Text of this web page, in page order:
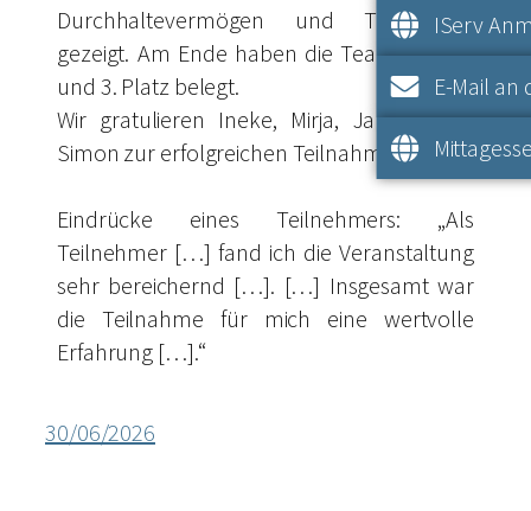
Durchhaltevermögen und Teamarbeit
gezeigt. Am Ende haben die Teams den 2.
und 3. Platz belegt.
Wir gratulieren Ineke, Mirja, Jannes und
Simon zur erfolgreichen Teilnahme.
Eindrücke eines Teilnehmers: „Als
Teilnehmer […] fand ich die Veranstaltung
sehr bereichernd […]. […] Insgesamt war
die Teilnahme für mich eine wertvolle
Erfahrung […].“
30/06/2026
IServ
E-Mail an